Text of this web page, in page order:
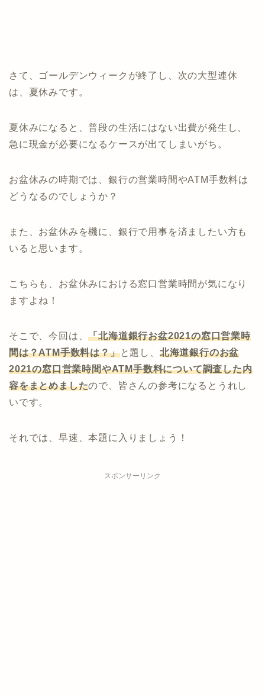
さて、ゴールデンウィークが終了し、次の大型連休
は、夏休みです。
夏休みになると、普段の生活にはない出費が発生し、
急に現金が必要になるケースが出てしまいがち。
お盆休みの時期では、銀行の営業時間やATM手数料は
どうなるのでしょうか？
また、お盆休みを機に、銀行で用事を済ましたい方も
いると思います。
こちらも、お盆休みにおける窓口営業時間が気になり
ますよね！
そこで、今回は、「北海道銀行お盆2021の窓口営業時
間は？ATM手数料は？」と題し、 北海道銀行のお盆
2021の窓口営業時間やATM手数料について調査した内
容をまとめましたので、皆さんの参考になるとうれし
いです。
それでは、早速、本題に入りましょう！
スポンサーリンク